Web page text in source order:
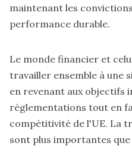
maintenant les
performance durable.
Le monde financier et
travailler ensemble à une
en revenant aux objectifs
réglementations tout en
compétitivité de l'UE. La
sont plus importantes que